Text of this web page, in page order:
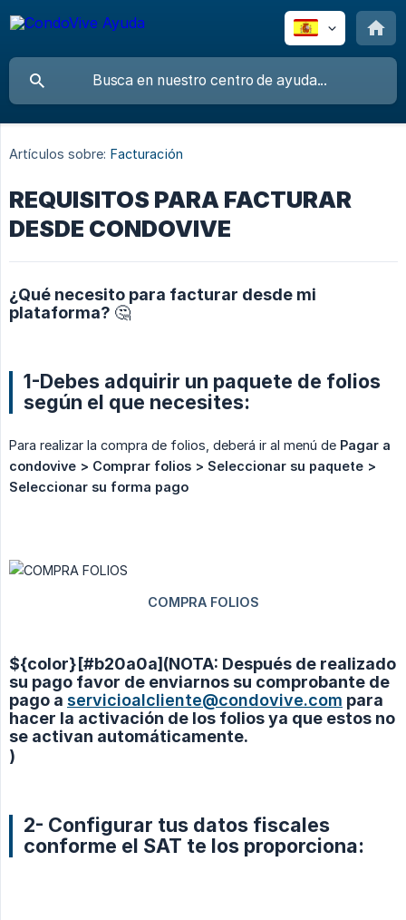
Artículos sobre: Facturación
REQUISITOS PARA FACTURAR
DESDE CONDOVIVE
¿Qué necesito para facturar desde mi
plataforma? 🤔
1-Debes adquirir un paquete de folios
según el que necesites:
Para realizar la compra de folios, deberá ir al menú de Pagar a
condovive > Comprar folios > Seleccionar su paquete >
Seleccionar su forma pago
${color}[#b20a0a](NOTA: Después de realizado
su pago favor de enviarnos su comprobante de
pago a servicioalcliente@condovive.com para
hacer la activación de los folios ya que estos no
se activan automáticamente.
)
2- Configurar tus datos fiscales
conforme el SAT te los proporciona: